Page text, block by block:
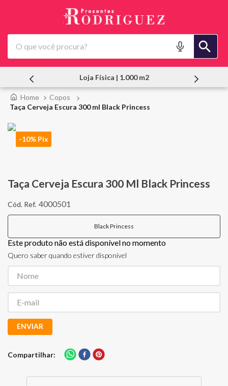
O que você procura?
Loja Física | 1.000 m2
Copos
Taça Cerveja Escura 300 ml Black Princess
-10% Pix
Taça Cerveja Escura 300 Ml Black Princess
4000501
Black Princess
Este produto não está disponível no momento
Quero saber quando estiver disponível
ENVIAR
Compartilhar